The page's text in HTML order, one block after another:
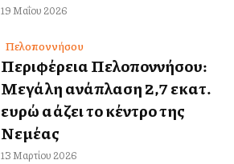
19 Μαΐου 2026
Πελοποννήσου
Περιφέρεια Πελοποννήσου:
Μεγάλη ανάπλαση 2,7 εκατ.
ευρώ αλλάζει το κέντρο της
Νεμέας
13 Μαρτίου 2026